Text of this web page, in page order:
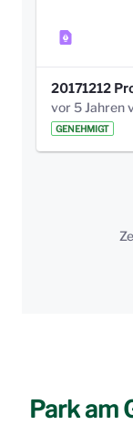
GENEHMIGT
Park am